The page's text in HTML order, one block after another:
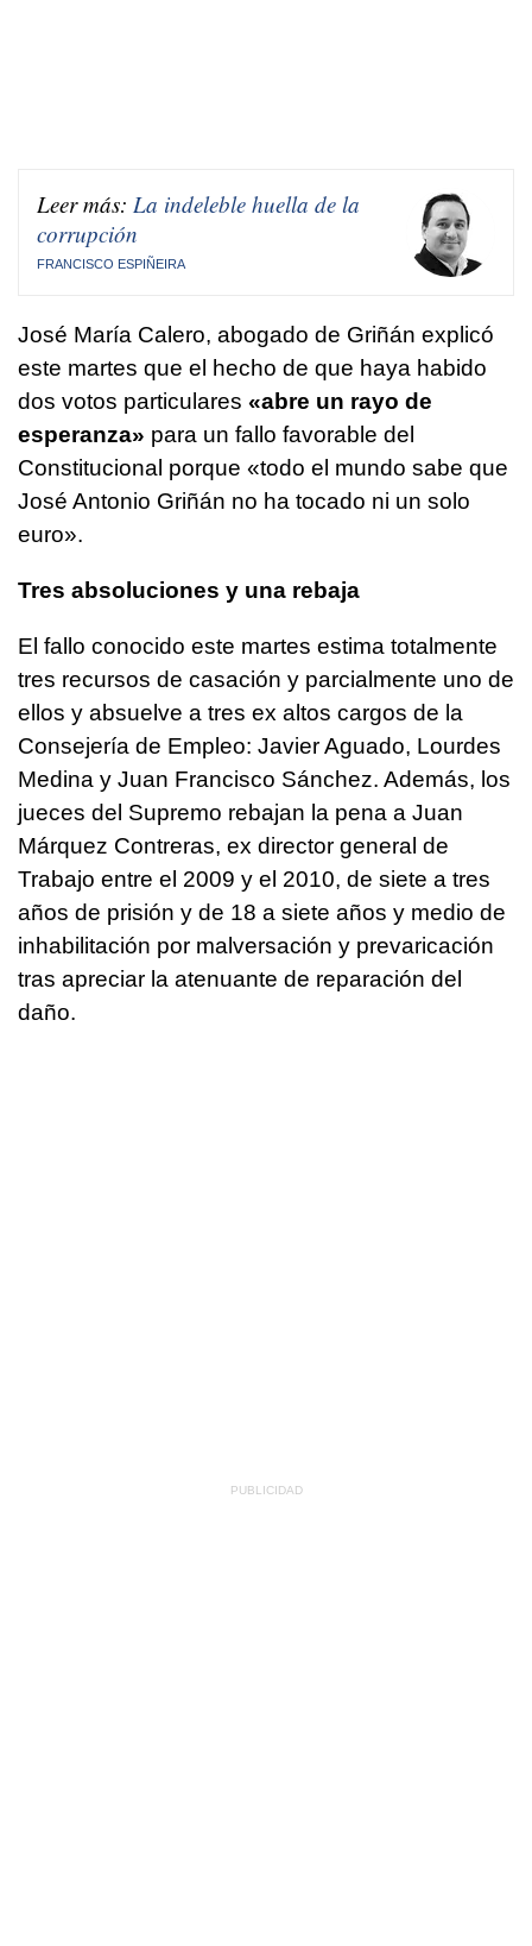
Leer más: La indeleble huella de la
corrupción
FRANCISCO ESPIÑEIRA
José María Calero, abogado de Griñán explicó
este martes que el hecho de que haya habido
dos votos particulares «abre un rayo de
esperanza» para un fallo favorable del
Constitucional porque «todo el mundo sabe que
José Antonio Griñán no ha tocado ni un solo
euro».
Tres absoluciones y una rebaja
El fallo conocido este martes estima totalmente
tres recursos de casación y parcialmente uno de
ellos y absuelve a tres ex altos cargos de la
Consejería de Empleo: Javier Aguado, Lourdes
Medina y Juan Francisco Sánchez. Además, los
jueces del Supremo rebajan la pena a Juan
Márquez Contreras, ex director general de
Trabajo entre el 2009 y el 2010, de siete a tres
años de prisión y de 18 a siete años y medio de
inhabilitación por malversación y prevaricación
tras apreciar la atenuante de reparación del
daño.